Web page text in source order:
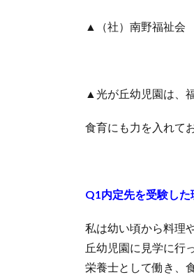
▲（社）南野福祉会
▲光が丘幼児園は、
食育にも力を入れて
Q1内定先を受験した
私は幼い頃から料理
丘幼児園に見学に行
栄養士として働き、